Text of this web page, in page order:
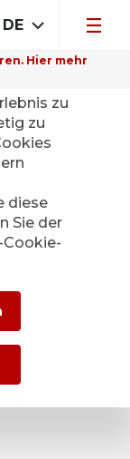
DE
Hier mehr
zu
zu
diese
Sie der
Cookie-